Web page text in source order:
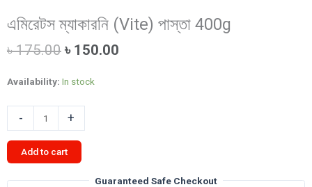
এমিরেটস ম্যাকারনি (Vite) পাস্তা 400g
৳175.00 Original
was:
৳ 150.00
Availability: In stock
-
ম্যাকারনি
(Vite)
পাস্তা
+
Add to cart
Guaranteed Safe Checkout